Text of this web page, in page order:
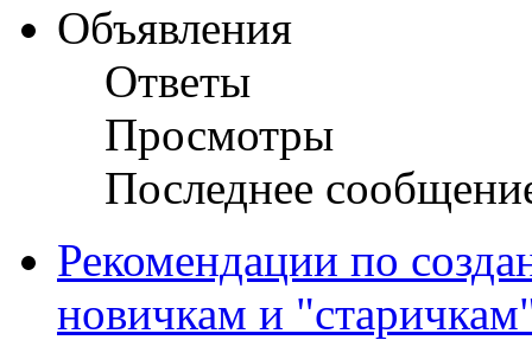
Объявления
Ответы
Просмотры
Последнее
Рекомендации по
новичкам и